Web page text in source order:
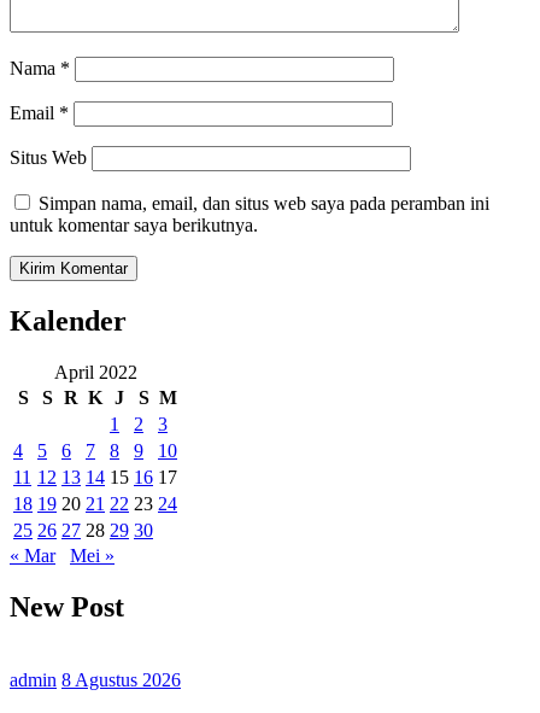
Nama *
Email *
Situs Web
Simpan nama, email, dan situs web saya pada peramban ini
untuk komentar saya berikutnya.
Kalender
April 2022
S
S R K J S M
1
2
3
4
5 6 7 8 9
10
11 12 13 14 15 16 17
18 19 20 21 22 23 24
25 26 27 28 29 30
« Mar
Mei »
New Post
admin 8 Agustus 2026